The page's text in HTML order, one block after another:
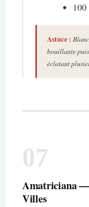
Astuce :
bouillante
éclatant
07
Amatriciana —
Villes